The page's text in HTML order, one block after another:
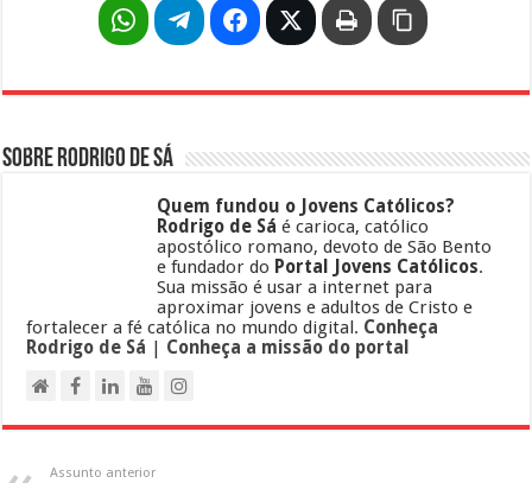
Sobre Rodrigo de Sá
Quem fundou o Jovens Católicos?
Rodrigo de Sá é carioca, católico
apostólico romano, devoto de São Bento
e fundador do Portal Jovens Católicos.
Sua missão é usar a internet para
aproximar jovens e adultos de Cristo e
fortalecer a fé católica no mundo digital. Conheça
Rodrigo de Sá
Conheça a missão do portal
Assunto anterior